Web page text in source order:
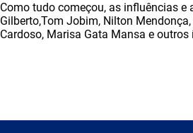
Como tudo começou, as influências e
Gilberto,Tom Jobim, Nilton
Cardoso, Marisa Gata Mansa e